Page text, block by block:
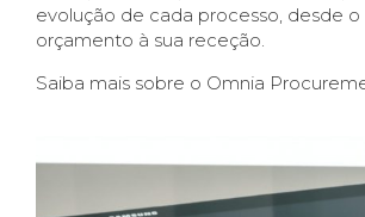
evolução de cada processo, desde
orçamento à sua receção.
Saiba mais sobre o Omnia